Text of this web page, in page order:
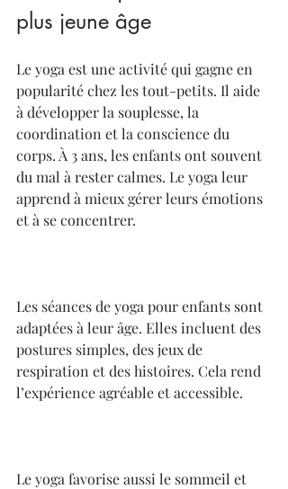
plus jeune âge
Le yoga est une activité qui gagne en
popularité chez les tout-petits. Il aide
à développer la souplesse, la
coordination et la conscience du
corps. À 3 ans, les enfants ont souvent
du mal à rester calmes. Le yoga leur
apprend à mieux gérer leurs émotions
et à se concentrer.
Les séances de yoga pour enfants sont
adaptées à leur âge. Elles incluent des
postures simples, des jeux de
respiration et des histoires. Cela rend
l’expérience agréable et accessible.
Le yoga favorise aussi le sommeil et